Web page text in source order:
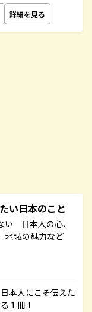
詳細を見る
い日本のこと
い 日本人の心、
地域の魅力など
本人にこそ伝えた
１冊！